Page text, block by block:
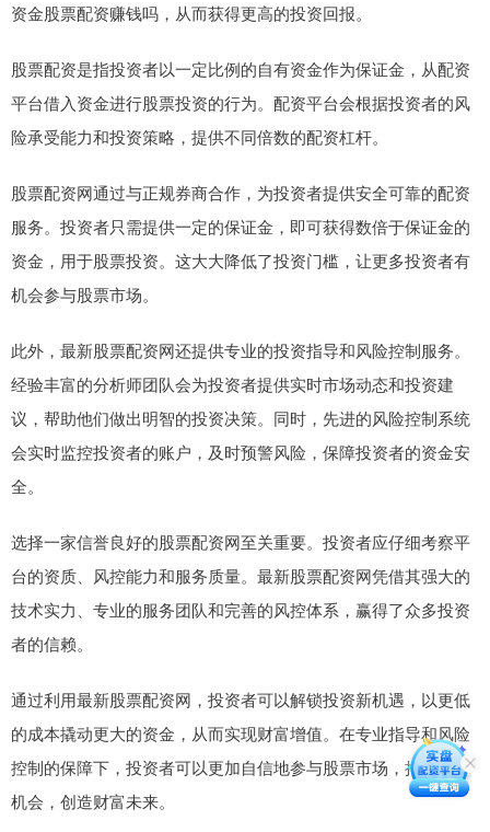
资金股票配资赚钱吗，从而获得更高的投资回报。
股票配资是指投资者以一定比例的自有资金作为保证金，从配资
平台借入资金进行股票投资的行为。配资平台会根据投资者的风
险承受能力和投资策略，提供不同倍数的配资杠杆。
股票配资网通过与正规券商合作，为投资者提供安全可靠的配资
服务。投资者只需提供一定的保证金，即可获得数倍于保证金的
资金，用于股票投资。这大大降低了投资门槛，让更多投资者有
机会参与股票市场。
此外，最新股票配资网还提供专业的投资指导和风险控制服务。
经验丰富的分析师团队会为投资者提供实时市场动态和投资建
议，帮助他们做出明智的投资决策。同时，先进的风险控制系统
会实时监控投资者的账户，及时预警风险，保障投资者的资金安
全。
选择一家信誉良好的股票配资网至关重要。投资者应仔细考察平
台的资质、风控能力和服务质量。最新股票配资网凭借其强大的
技术实力、专业的服务团队和完善的风控体系，赢得了众多投资
者的信赖。
通过利用最新股票配资网，投资者可以解锁投资新机遇，以更低
的成本撬动更大的资金，从而实现财富增值。在专业指导和风险
控制的保障下，投资者可以更加自信地参与股票市场，把握投资
机会，创造财富未来。